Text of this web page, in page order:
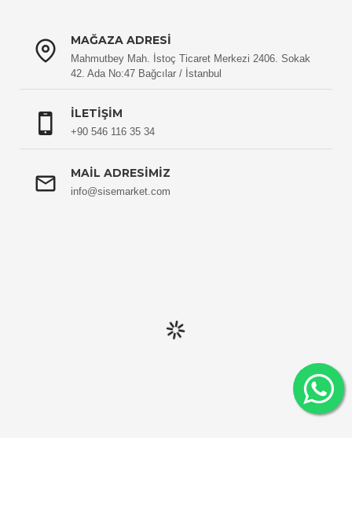
MAĞAZA ADRESI
Mahmutbey Mah. İstoç Ticaret Merkezi 2406. Sokak
42. Ada No:47 Bağcılar / İstanbul
İLETIŞIM
+90 546 116 35 34
MAIL ADRESIMIZ
info@sisemarket.com